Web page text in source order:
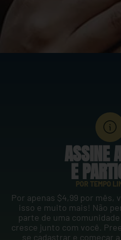
ASSINE
EPOR TEMPO
Por apenas $4,99 por mês,
isso e muito mais! Não
parte de uma
cresce junto com você.
se cadastrar e começar